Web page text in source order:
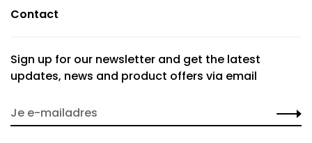
Contact
Sign up for our newsletter and get the latest
updates, news and product offers via email